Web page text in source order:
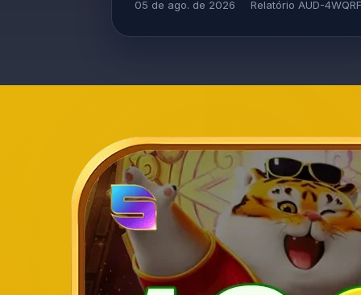
05 de ago. de 2026 Relatório AUD-4WQRF